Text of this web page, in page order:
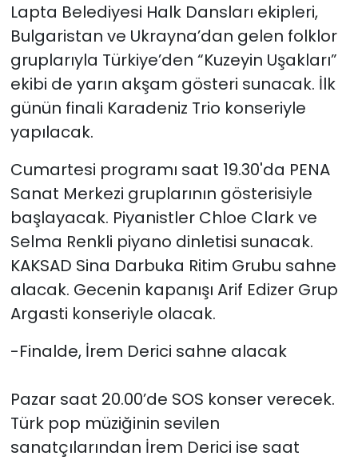
Lapta Belediyesi Halk Dansları ekipleri,
Bulgaristan ve Ukrayna’dan gelen folklor
gruplarıyla Türkiye’den “Kuzeyin Uşakları”
ekibi de yarın akşam gösteri sunacak. İlk
günün finali Karadeniz Trio konseriyle
yapılacak.
Cumartesi programı saat 19.30'da PENA
Sanat Merkezi gruplarının gösterisiyle
başlayacak. Piyanistler Chloe Clark ve
Selma Renkli piyano dinletisi sunacak.
KAKSAD Sina Darbuka Ritim Grubu sahne
alacak. Gecenin kapanışı Arif Edizer Grup
Argasti konseriyle olacak.
-Finalde, İrem Derici sahne alacak
Pazar saat 20.00’de SOS konser verecek.
Türk pop müziğinin sevilen
sanatçılarından İrem Derici ise saat